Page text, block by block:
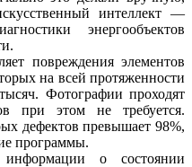
интеллект —
энергообъектов
повреждения элементов
на всей протяженности
Фотографии проходят
при этом не требуется.
дефектов превышает 98%,
программы.
о состоянии